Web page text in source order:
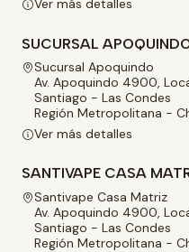
Ver más detalles
SUCURSAL
Sucursal Apoquindo
Av. Apoquindo 4900,
Santiago - Las Condes
Región Metropolitana -
Ver más detalles
SANTIVAPE CASA
Santivape Casa Matriz
Av. Apoquindo 4900,
Santiago - Las Condes
Región Metropolitana -